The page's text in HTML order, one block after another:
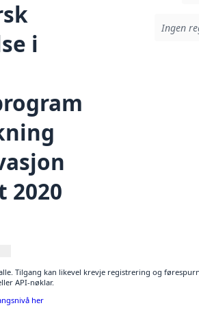
i
2020
Ingen
Tilgang kan likevel krevje registrering og
API-nøklar.
her